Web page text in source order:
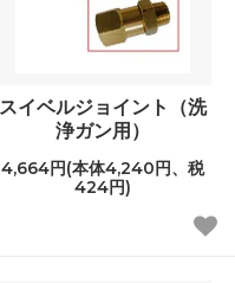
スイベルジョイント（洗
浄ガン用）
4,664円(本体4,240円、税
424円)